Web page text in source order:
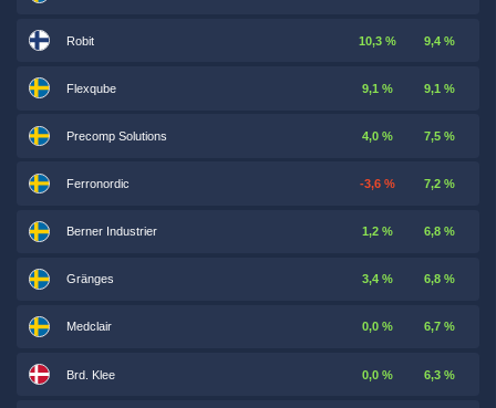
Robit 10,3 % 9,4 %
Flexqube 9,1 % 9,1 %
Precomp Solutions 4,0 % 7,5 %
Ferronordic -3,6 % 7,2 %
Berner Industrier 1,2 % 6,8 %
Gränges 3,4 % 6,8 %
Medclair 0,0 % 6,7 %
Brd. Klee 0,0 % 6,3 %